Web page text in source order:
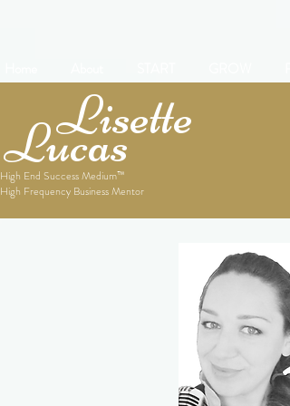
Lisette
Lucas
High End Success Medium™
High Frequency Business Mentor